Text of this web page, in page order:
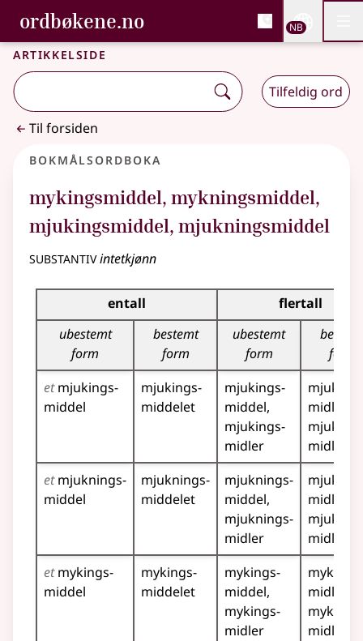
Gå til hovedinnhold
Tilgjengelighet
ordbøkene.no, Bokmålsordboka og
Bokmålsordboka og Nynorskordboka
NB
Artikkelside
Tilfeldig ord
Til forsiden
Bokmålsordboka
mykingsmiddel, mykningsmiddel,
mjukingsmiddel, mjukningsmiddel
substantivintetkjønn
Bøyingstabell for dette substantivet
entall
flertall
ubestemt
form
bestemt
form
ubestemt
form
form
etmjukings­
middel
mjukings­
middelet
mjukings­
middel
mjukings­
midler
midla
midlene
etmjuknings­
middel
mjuknings­
middelet
mjuknings­
middel
mjuknings­
midler
midla
midlene
etmykings­
middel
mykings­
middelet
mykings­
middel
mykings­
midler
mykings­
midla
mykings­
midlene